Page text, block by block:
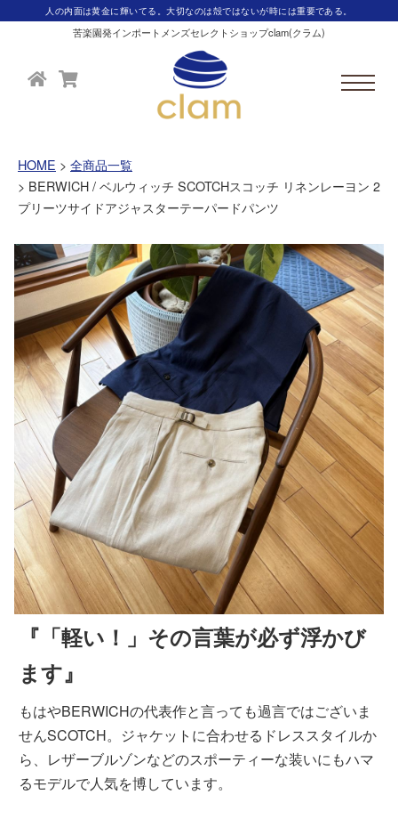
人の内面は黄金に輝いてる。大切なのは殻ではないが時には重要である。
苦楽園発インポートメンズセレクトショップclam(クラム)
HOME
全商品一覧
BERWICH / ベルウィッチ SCOTCHスコッチ リネンレーヨン 2
プリーツサイドアジャスターテーパードパンツ
『「軽い！」その言葉が必ず浮かび
ます』
もはやBERWICHの代表作と言っても過言ではございま
せんSCOTCH。ジャケットに合わせるドレススタイルか
ら、レザーブルゾンなどのスポーティーな装いにもハマ
るモデルで人気を博しています。